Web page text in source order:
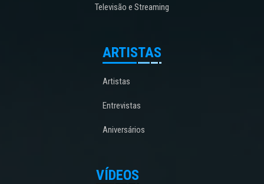
Televisão e Streaming
ARTISTAS
Artistas
Entrevistas
Aniversários
VÍDEOS